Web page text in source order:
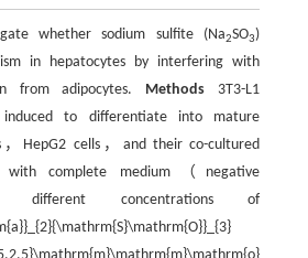
whether sodium sulfite (Na2SO3)
in hepatocytes by interfering with
from adipocytes. Methods 3T3-L1
induced to differentiate into mature
，HepG2 cells，and their co-cultured
complete medium（negative
concentrations of